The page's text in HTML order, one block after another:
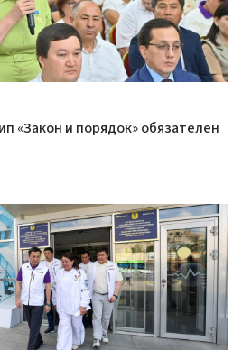
«Закон и порядок» обязателен